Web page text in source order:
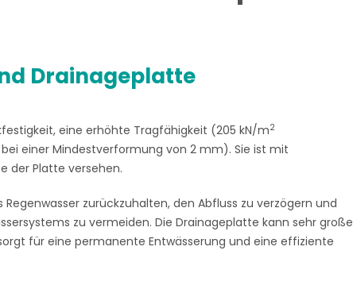
Drainageplatte
eine erhöhte Tragfähigkeit (205 kN/m2
einer Mindestverformung von 2 mm). Sie ist mit
der Platte versehen.
zurückzuhalten, den Abfluss zu verzögern und
zu vermeiden. Die Drainageplatte kann sehr große
für eine permanente Entwässerung und eine effiziente